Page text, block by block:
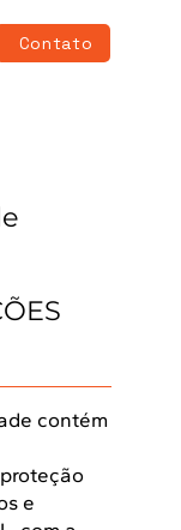
Contato
contém
e